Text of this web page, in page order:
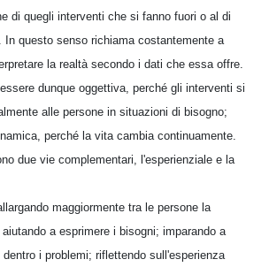
di quegli interventi che si fanno fuori o al di
In questo senso richiama costantemente a
la realtà secondo i dati che essa offre.
dunque oggettiva, perché gli interventi si
alle persone in situazioni di bisogno;
perché la vita cambia continuamente.
due vie complementari, l'esperienziale e la
maggiormente tra le persone la
a esprimere i bisogni; imparando a
i problemi; riflettendo sull'esperienza